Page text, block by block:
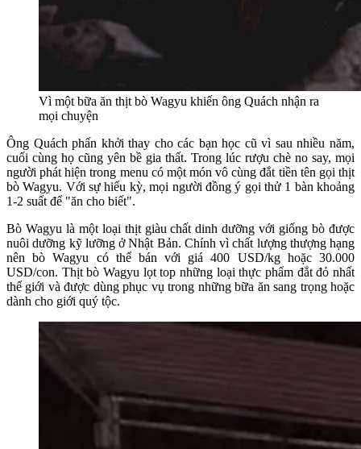
Vì một bữa ăn thịt bò Wagyu khiến ông Quách nhận ra
mọi chuyện
Ông Quách phấn khởi thay cho các bạn học cũ vì sau nhiều năm,
cuối cùng họ cũng yên bề gia thất. Trong lúc rượu chè no say, mọi
người phát hiện trong menu có một món vô cùng đắt tiền tên gọi thịt
bò Wagyu. Với sự hiếu kỳ, mọi người đồng ý gọi thử 1 bàn khoảng
1-2 suất để "ăn cho biết".
Bò Wagyu là một loại thịt giàu chất dinh dưỡng với giống bò được
nuôi dưỡng kỹ lưỡng ở Nhật Bản. Chính vì chất lượng thượng hạng
nên bò Wagyu có thể bán với giá 400 USD/kg hoặc 30.000
USD/con. Thịt bò Wagyu lọt top những loại thực phẩm đắt đỏ nhất
thế giới và được dùng phục vụ trong những bữa ăn sang trọng hoặc
dành cho giới quý tộc.